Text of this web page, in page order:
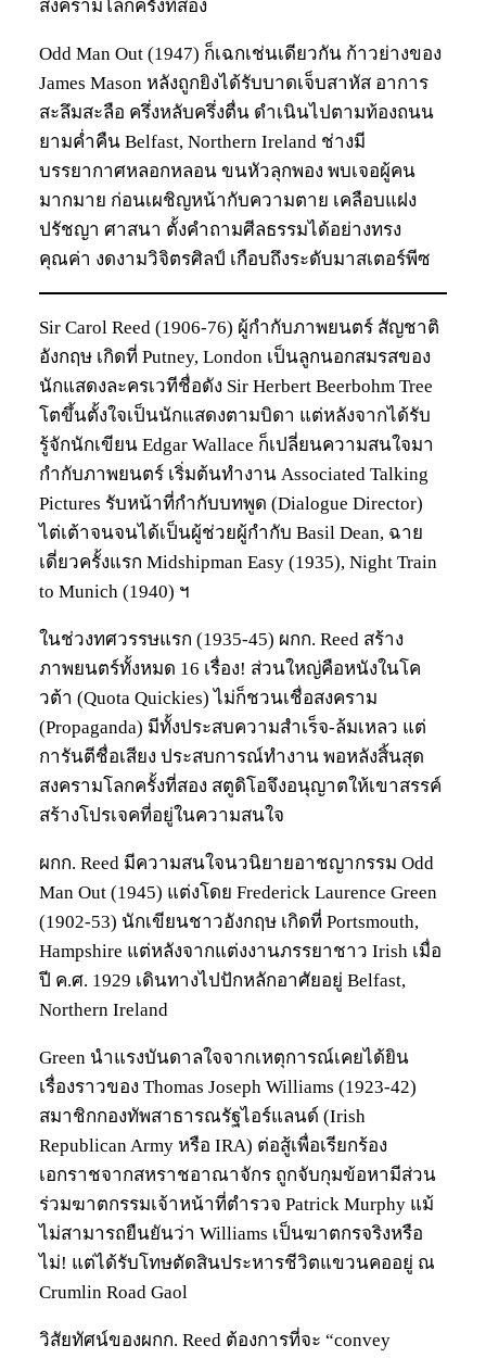
สงครามโลกครั้งที่สอง
Odd Man Out (1947) ก็เฉกเช่นเดียวกัน ก้าวย่างของ
James Mason หลังถูกยิงได้รับบาดเจ็บสาหัส อาการ
สะลึมสะลือ ครึ่งหลับครึ่งตื่น ดำเนินไปตามท้องถนน
ยามค่ำคืน Belfast, Northern Ireland ช่างมี
บรรยากาศหลอกหลอน ขนหัวลุกพอง พบเจอผู้คน
มากมาย ก่อนเผชิญหน้ากับความตาย เคลือบแฝง
ปรัชญา ศาสนา ตั้งคำถามศีลธรรมได้อย่างทรง
คุณค่า งดงามวิจิตรศิลป์ เกือบถึงระดับมาสเตอร์พีซ
Sir Carol Reed (1906-76) ผู้กำกับภาพยนตร์ สัญชาติ
อังกฤษ เกิดที่ Putney, London เป็นลูกนอกสมรสของ
นักแสดงละครเวทีชื่อดัง Sir Herbert Beerbohm Tree
โตขึ้นตั้งใจเป็นนักแสดงตามบิดา แต่หลังจากได้รับ
รู้จักนักเขียน Edgar Wallace ก็เปลี่ยนความสนใจมา
กำกับภาพยนตร์ เริ่มต้นทำงาน Associated Talking
Pictures รับหน้าที่กำกับบทพูด (Dialogue Director)
ไต่เต้าจนจนได้เป็นผู้ช่วยผู้กำกับ Basil Dean, ฉาย
เดี่ยวครั้งแรก Midshipman Easy (1935), Night Train
to Munich (1940) ฯ
ในช่วงทศวรรษแรก (1935-45) ผกก. Reed สร้าง
ภาพยนตร์ทั้งหมด 16 เรื่อง! ส่วนใหญ่คือหนังในโค
วต้า (Quota Quickies) ไม่ก็ชวนเชื่อสงคราม
(Propaganda) มีทั้งประสบความสำเร็จ-ล้มเหลว แต่
การันตีชื่อเสียง ประสบการณ์ทำงาน พอหลังสิ้นสุด
สงครามโลกครั้งที่สอง สตูดิโอจึงอนุญาตให้เขาสรรค์
สร้างโปรเจคที่อยู่ในความสนใจ
ผกก. Reed มีความสนใจนวนิยายอาชญากรรม Odd
Man Out (1945) แต่งโดย Frederick Laurence Green
(1902-53) นักเขียนชาวอังกฤษ เกิดที่ Portsmouth,
Hampshire แต่หลังจากแต่งงานภรรยาชาว Irish เมื่อ
ปี ค.ศ. 1929 เดินทางไปปักหลักอาศัยอยู่ Belfast,
Northern Ireland
Green นำแรงบันดาลใจจากเหตุการณ์เคยได้ยิน
เรื่องราวของ Thomas Joseph Williams (1923-42)
สมาชิกกองทัพสาธารณรัฐไอร์แลนด์ (Irish
Republican Army หรือ IRA) ต่อสู้เพื่อเรียกร้อง
เอกราชจากสหราชอาณาจักร ถูกจับกุมข้อหามีส่วน
ร่วมฆาตกรรมเจ้าหน้าที่ตำรวจ Patrick Murphy แม้
ไม่สามารถยืนยันว่า Williams เป็นฆาตกรจริงหรือ
ไม่! แต่ได้รับโทษตัดสินประหารชีวิตแขวนคออยู่ ณ
Crumlin Road Gaol
วิสัยทัศน์ของผกก. Reed ต้องการที่จะ “convey